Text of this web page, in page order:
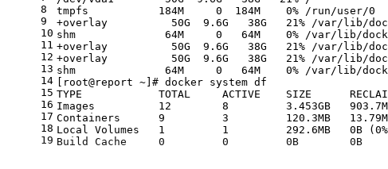
8
9
10
11
12
13
14
15
16
17
18
19
tmpfs           184M     0  184M    0% /run/user/0
+overlay          50G  9.6G   38G   21% /var/lib/docker/
shm              64M     0   64M    0% /var/lib/docker/
+overlay          50G  9.6G   38G   21% /var/lib/docker/
+overlay          50G  9.6G   38G   21% /var/lib/docker/
shm              64M     0   64M    0% /var/lib/docker/
[root@report ~]# docker system df
TYPE            TOTAL     ACTIVE    SIZE
Images          12        8         3.453GB   903.7MB
Containers      9         3         120.3MB   13.79MB
Local Volumes   1         1         292.6MB   0B
Build Cache     0         0         0B        0B